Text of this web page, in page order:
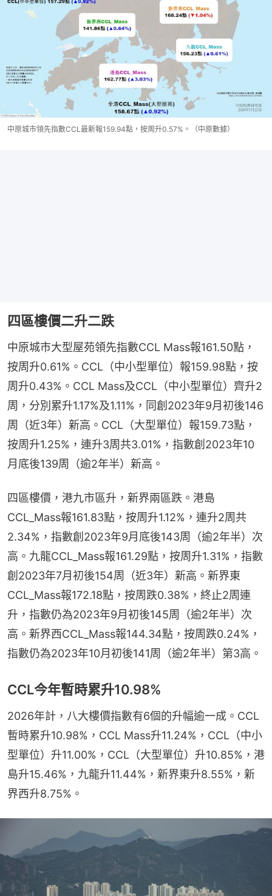
中原城市領先指數CCL最新報159.94點，按周升0.57%。（中原數據）
四區樓價二升二跌
中原城市大型屋苑領先指數CCL Mass報161.50點，
按周升0.61%。CCL（中小型單位）報159.98點，按
周升0.43%。CCL Mass及CCL（中小型單位）齊升2
周，分別累升1.17%及1.11%，同創2023年9月初後146
周（近3年）新高。CCL（大型單位）報159.73點，
按周升1.25%，連升3周共3.01%，指數創2023年10
月底後139周（逾2年半）新高。
四區樓價，港九市區升，新界兩區跌。港島
CCL_Mass報161.83點，按周升1.12%，連升2周共
2.34%，指數創2023年9月底後143周（逾2年半）次
高。九龍CCL_Mass報161.29點，按周升1.31%，指數
創2023年7月初後154周（近3年）新高。新界東
CCL_Mass報172.18點，按周跌0.38%，終止2周連
升，指數仍為2023年9月初後145周（逾2年半）次
高。新界西CCL_Mass報144.34點，按周跌0.24%，
指數仍為2023年10月初後141周（逾2年半）第3高。
CCL今年暫時累升10.98%
2026年計，八大樓價指數有6個的升幅逾一成。CCL
暫時累升10.98%，CCL Mass升11.24%，CCL（中小
型單位）升11.00%，CCL（大型單位）升10.85%，港
島升15.46%，九龍升11.44%，新界東升8.55%，新
界西升8.75%。